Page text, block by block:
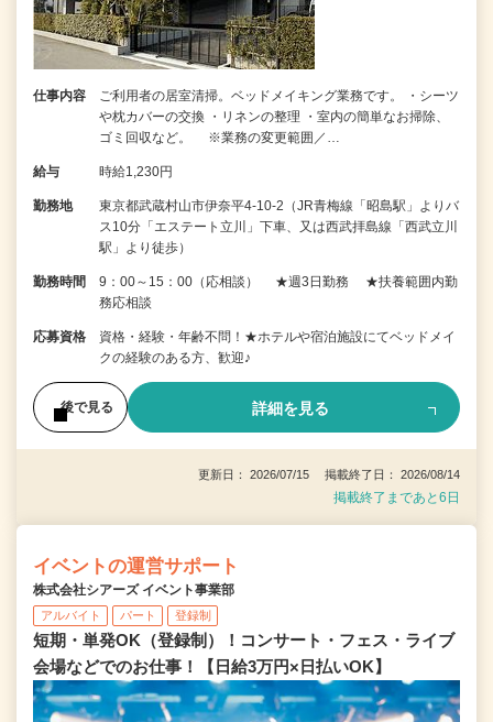
仕事内容
ご利用者の居室清掃。ベッドメイキング業務です。 ・シーツ
や枕カバーの交換 ・リネンの整理 ・室内の簡単なお掃除、
ゴミ回収など。 ※業務の変更範囲／…
給与 時給1,230円
勤務地
東京都武蔵村山市伊奈平4-10-2（JR青梅線「昭島駅」よりバ
ス10分「エステート立川」下車、又は西武拝島線「西武立川
駅」より徒歩）
勤務時間
9：00～15：00（応相談） ★週3日勤務 ★扶養範囲内勤
務応相談
応募資格
資格・経験・年齢不問！★ホテルや宿泊施設にてベッドメイ
クの経験のある方、歓迎♪
後で見る 詳細を見る
更新日： 2026/07/15 掲載終了日： 2026/08/14
掲載終了まであと6日
イベントの運営サポート
株式会社シアーズ イベント事業部
アルバイト パート 登録制
短期・単発OK（登録制）！コンサート・フェス・ライブ
会場などでのお仕事！【日給3万円×日払いOK】